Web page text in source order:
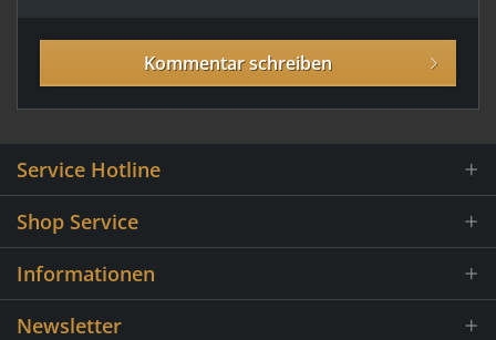
Kommentar schreiben
Service Hotline
Shop Service
Informationen
Newsletter